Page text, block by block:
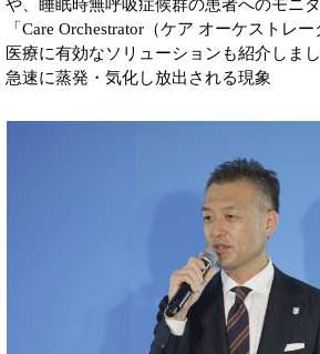
や、睡眠時無呼吸症候群の患者へのモニ
「Care Orchestrator（ケア オーケストレ
医療に有効なソリューションも紹介しま
急速に蒸発・気化し放出される現象